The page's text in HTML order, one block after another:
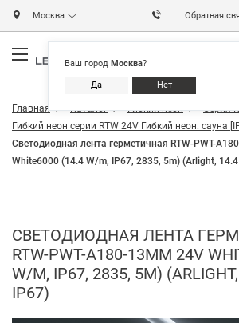
Москва
Ваш город Москва?
Да Нет
Обратная
Главная Каталог Гибкий неон
Серия
Гибкий неон серии RTW 24V Гибкий неон: сауна
Светодиодная лента герметичная RTW-PWT-
White6000 (14.4 W/m, IP67, 2835, 5m) (Arlight,
СВЕТОДИОДНАЯ ЛЕНТА
RTW-PWT-A180-13MM 24V
W/M, IP67, 2835, 5M)
IP67)